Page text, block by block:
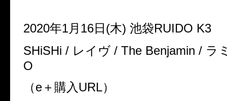
2020年1月16日(木) 池袋RUIDO K3
SHiSHi / レイヴ / The Benjamin / ラ
O
（e＋購入URL）